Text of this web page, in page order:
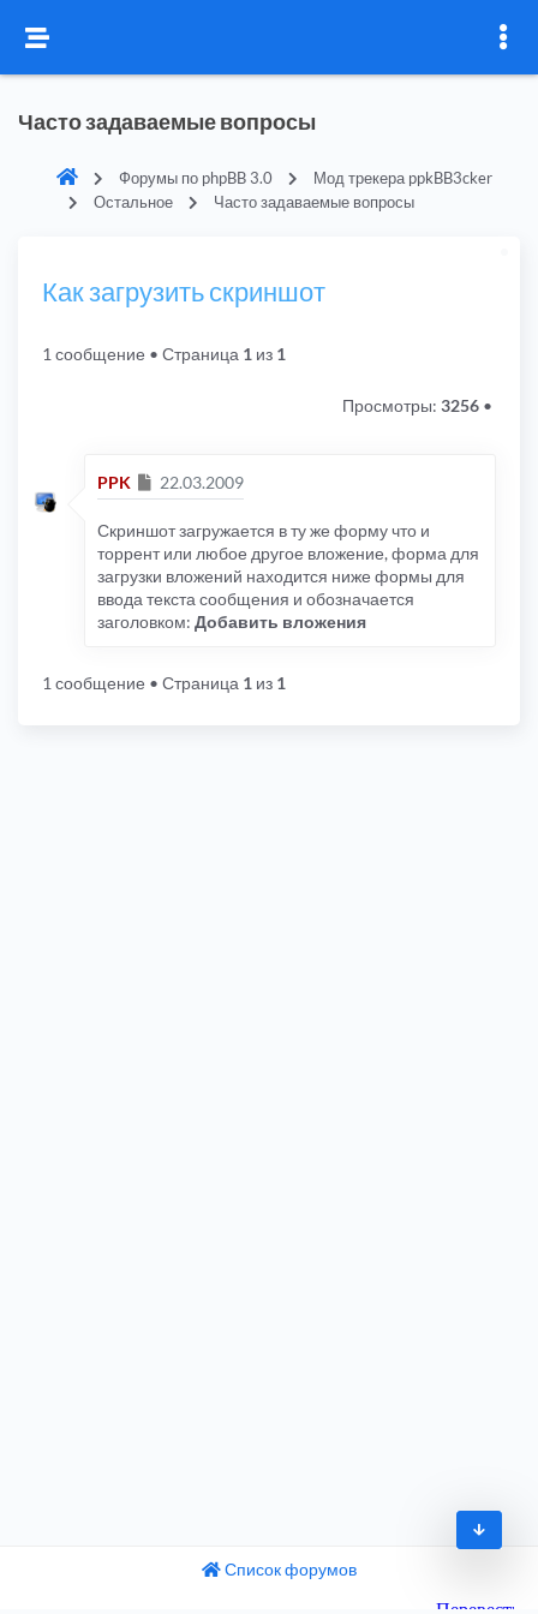
Часто задаваемые вопросы
Форумы по phpBB 3.0
Мод трекера ppkBB3cker
Остальное
Часто задаваемые вопросы
Как загрузить скриншот
1 сообщение • Страница 1 из 1
Просмотры: 3256 •
PPK Сообщение
22.03.2009
Скриншот загружается в ту же форму что и
торрент или любое другое вложение, форма для
загрузки вложений находится ниже формы для
ввода текста сообщения и обозначается
заголовком: Добавить вложения
1 сообщение • Страница 1 из 1
Список форумов